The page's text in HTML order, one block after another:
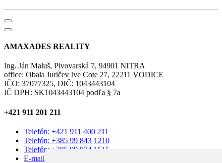
AMAXADES REALITY
Ing. Ján Maluš, Pivovarská 7, 94901 NITRA
office: Obala Juričev Ive Cote 27, 22211 VODICE
IČO: 37077325, DIČ: 1043443104
IČ DPH: SK1043443104 podľa § 7a
+421 911 201 211
Telefón: +421 911 400 211
Telefón: +385 99 843 1210
Telefón: +385 99 874 1515
E-mail: amaxades.reality@gmail.com